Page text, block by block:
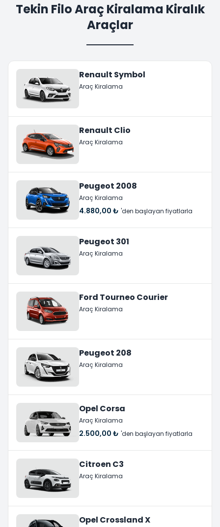
Tekin Filo Araç Kiralama Kiralık
Araçlar
Renault Symbol
Araç Kiralama
Renault Clio
Araç Kiralama
Peugeot 2008
Araç Kiralama
4.880,00 ₺ 'den başlayan fiyatlarla
Peugeot 301
Araç Kiralama
Ford Tourneo Courier
Araç Kiralama
Peugeot 208
Araç Kiralama
Opel Corsa
Araç Kiralama
2.500,00 ₺ 'den başlayan fiyatlarla
Citroen C3
Araç Kiralama
Opel Crossland X